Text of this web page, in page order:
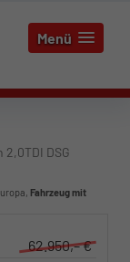
Menü
DSG
Fahrzeug mit
62.950,– €